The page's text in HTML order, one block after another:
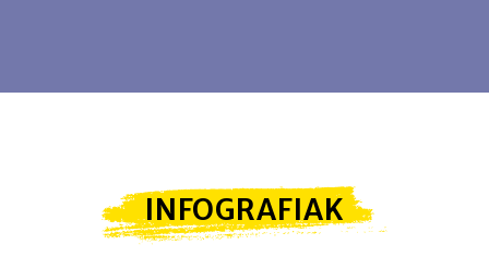
INFOGRAFIAK